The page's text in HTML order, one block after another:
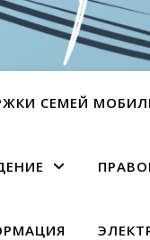
СЕМЕЙ